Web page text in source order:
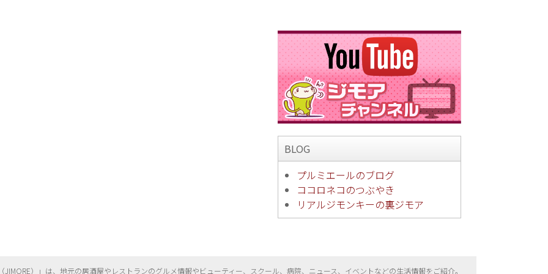
BLOG
プルミエールのブログ
ココロネコのつぶやき
リアルジモンキーの裏ジモア
JIMORE）」は、地元の居酒屋やレストランのグルメ情報やビューティー、 スクール、病院、ニュース、イベントなどの生活情報をご紹介。